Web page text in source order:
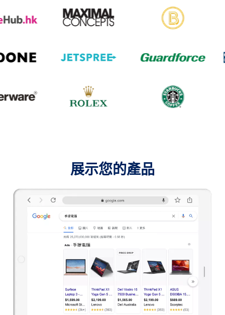
展示您的產品